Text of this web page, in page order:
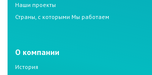
Наши проекты
Страны, с которыми Мы работаем
О компании
История